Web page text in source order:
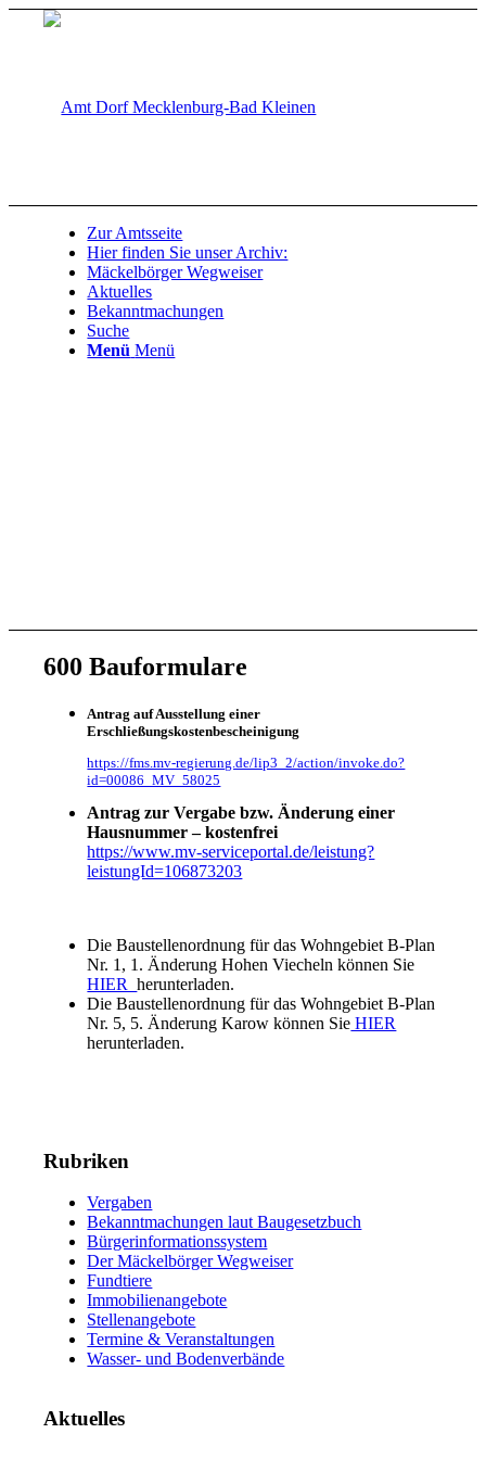
Zur Amtsseite
Hier finden Sie unser Archiv:
Mäckelbörger Wegweiser
Aktuelles
Bekanntmachungen
Suche
Menü Menü
600 Bauformulare
Antrag auf Ausstellung einer
Erschließungskostenbescheinigung
https://fms.mv-regierung.de/lip3_2/action/invoke.do?
id=00086_MV_58025
Antrag zur Vergabe bzw. Änderung einer
Hausnummer – kostenfrei
https://www.mv-serviceportal.de/leistung?
leistungId=106873203
Die Baustellenordnung für das Wohngebiet B-Plan
Nr. 1, 1. Änderung Hohen Viecheln können Sie
HIERherunterladen.
Die Baustellenordnung für das Wohngebiet B-Plan
Nr. 5, 5. Änderung Karow können Sie HIER
herunterladen.
Rubriken
Vergaben
Bekanntmachungen laut Baugesetzbuch
Bürgerinformationssystem
Der Mäckelbörger Wegweiser
Fundtiere
Immobilienangebote
Stellenangebote
Termine & Veranstaltungen
Wasser- und Bodenverbände
Aktuelles